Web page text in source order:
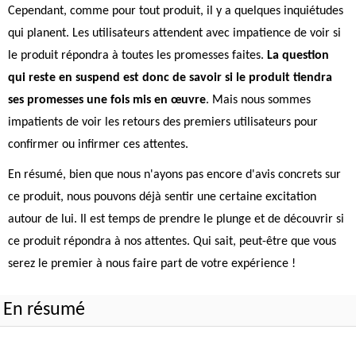
Cependant, comme pour tout produit, il y a quelques inquiétudes
qui planent. Les utilisateurs attendent avec impatience de voir si
le produit répondra à toutes les promesses faites. La question
qui reste en suspend est donc de savoir si le produit tiendra
ses promesses une fois mis en œuvre. Mais nous sommes
impatients de voir les retours des premiers utilisateurs pour
confirmer ou infirmer ces attentes.
En résumé, bien que nous n'ayons pas encore d'avis concrets sur
ce produit, nous pouvons déjà sentir une certaine excitation
autour de lui. Il est temps de prendre le plunge et de découvrir si
ce produit répondra à nos attentes. Qui sait, peut-être que vous
serez le premier à nous faire part de votre expérience !
En résumé